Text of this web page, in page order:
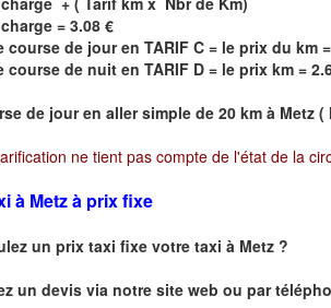
= 3.08 €
course de jour en TARIF C = le prix du km
course de nuit en TARIF D = le prix km =
de jour en aller simple de 20 km à Metz (
ne tient pas compte de l'état de la
à Metz à prix fixe
un prix taxi fixe votre taxi à Metz ?
un devis via notre site web ou par